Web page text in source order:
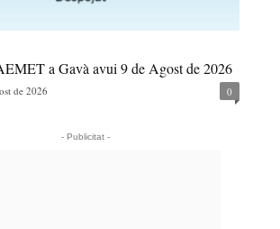
a Gavà avui 9 de Agost de 2026
de 2026 0
- Publicitat -